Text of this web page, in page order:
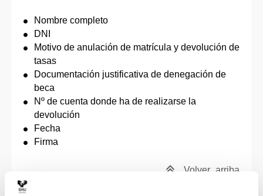
Nombre completo
DNI
Motivo de anulación de matrícula y devolución de
tasas
Documentación justificativa de denegación de
beca
Nº de cuenta donde ha de realizarse la
devolución
Fecha
Firma
Volver arriba